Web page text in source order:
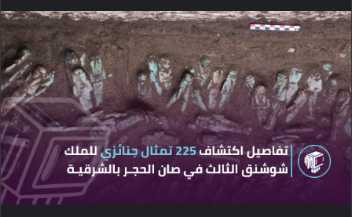
n
d
a
n
e
m
a
i